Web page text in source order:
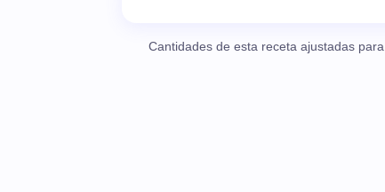
Cantidades de esta receta ajustadas para